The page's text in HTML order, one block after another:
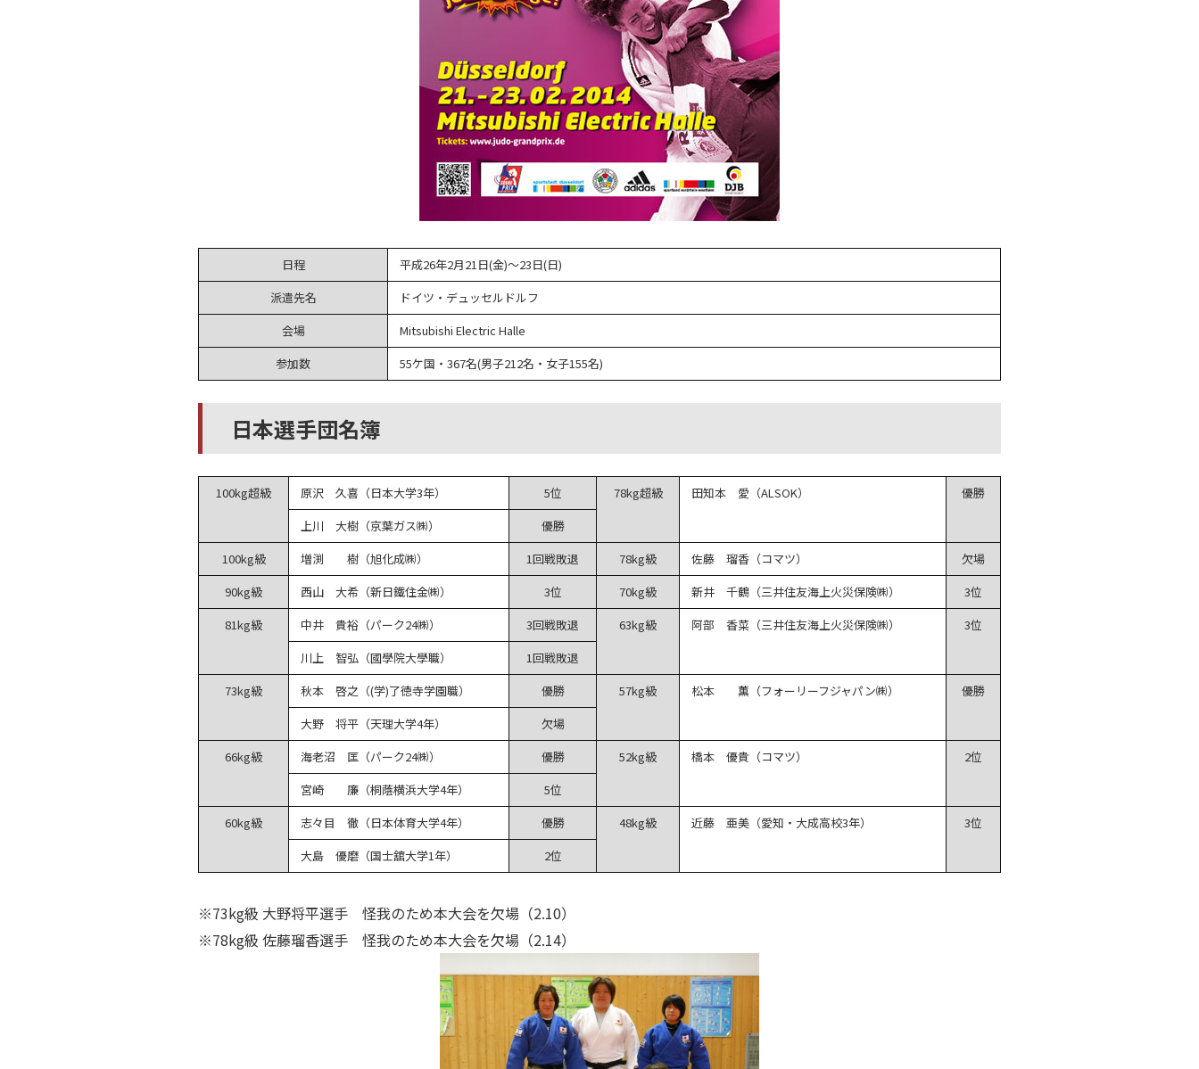
日程
平成26年2月21日(金)～23日(日)
派遣先名
ドイツ・デュッセルドルフ
会場
Mitsubishi Electric Halle
参加数
55ケ国・367名(男子212名・女子155名)
日本選手団名簿
100kg超級 原沢 久喜（日本大学3年） 5位 78kg超級 田知本 愛（ALSOK）
優勝
上川 大樹（京葉ガス㈱）
優勝
100kg級
増渕 樹（旭化成㈱） 1回戦敗退 78kg級 佐藤 瑠香（コマツ）
欠場
90kg級
西山 大希（新日鐵住金㈱） 3位 70kg級 新井 千鶴（三井住友海上火災保険㈱）
3位
81kg級
中井 貴裕（パーク24㈱） 3回戦敗退 63kg級 阿部 香菜（三井住友海上火災保険㈱）
3位
川上 智弘（國學院大學職）
1回戦敗退
73kg級
秋本 啓之（(学)了徳寺学園職） 優勝 57kg級 松本 薫（フォーリーフジャパン㈱）
優勝
大野 将平（天理大学4年）
欠場
66kg級
海老沼 匡（パーク24㈱） 優勝 52kg級 橋本 優貴（コマツ）
2位
宮崎 廉（桐蔭横浜大学4年）
5位
60kg級
志々目 徹（日本体育大学4年） 優勝 48kg級 近藤 亜美（愛知・大成高校3年）
3位
大島 優磨（国士舘大学1年）
2位
※73kg級 大野将平選手 怪我のため本大会を欠場（2.10）
※78kg級 佐藤瑠香選手 怪我のため本大会を欠場（2.14）